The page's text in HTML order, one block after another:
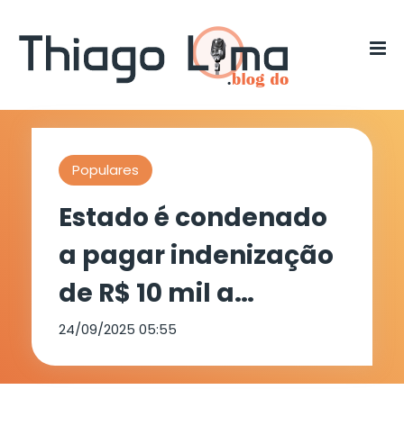
Populares
Estado é condenado
a pagar indenização
de R$ 10 mil a
paciente por ter
adiado cirurgia
24/09/2025 05:55